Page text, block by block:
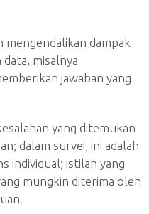
mengendalikan dampak
misalnya
jawaban yang
yang ditemukan
dalam survei, ini adalah
individual; istilah yang
mungkin diterima oleh